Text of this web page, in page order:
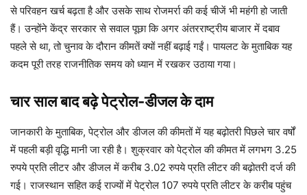
से परिवहन खर्च बढ़ता है और उसके साथ रोजमर्रा की कई चीजें भी महंगी हो जाती
हैं। उन्होंने केंद्र सरकार से सवाल पूछा कि अगर अंतरराष्ट्रीय बाजार में दबाव
पहले से था, तो चुनाव के दौरान कीमतें क्यों नहीं बढ़ाई गईं। पायलट के मुताबिक यह
कदम पूरी तरह राजनीतिक समय को ध्यान में रखकर उठाया गया।
चार साल बाद बढ़े पेट्रोल-डीजल के दाम
जानकारी के मुताबिक, पेट्रोल और डीजल की कीमतों में यह बढ़ोतरी पिछले चार वर्षों
में पहली बड़ी वृद्धि मानी जा रही है। शुक्रवार को पेट्रोल की कीमत में लगभग 3.25
रुपये प्रति लीटर और डीजल में करीब 3.02 रुपये प्रति लीटर की बढ़ोतरी दर्ज की
गई। राजस्थान सहित कई राज्यों में पेट्रोल 107 रुपये प्रति लीटर के करीब पहुंच